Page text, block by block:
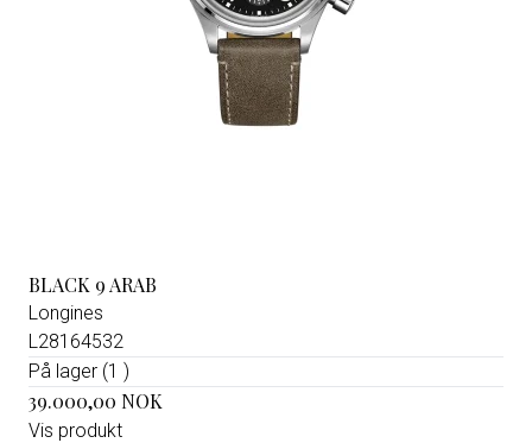
BLACK 9 ARAB
Longines
L28164532
På lager (1 )
39.000,00 NOK
Vis produkt